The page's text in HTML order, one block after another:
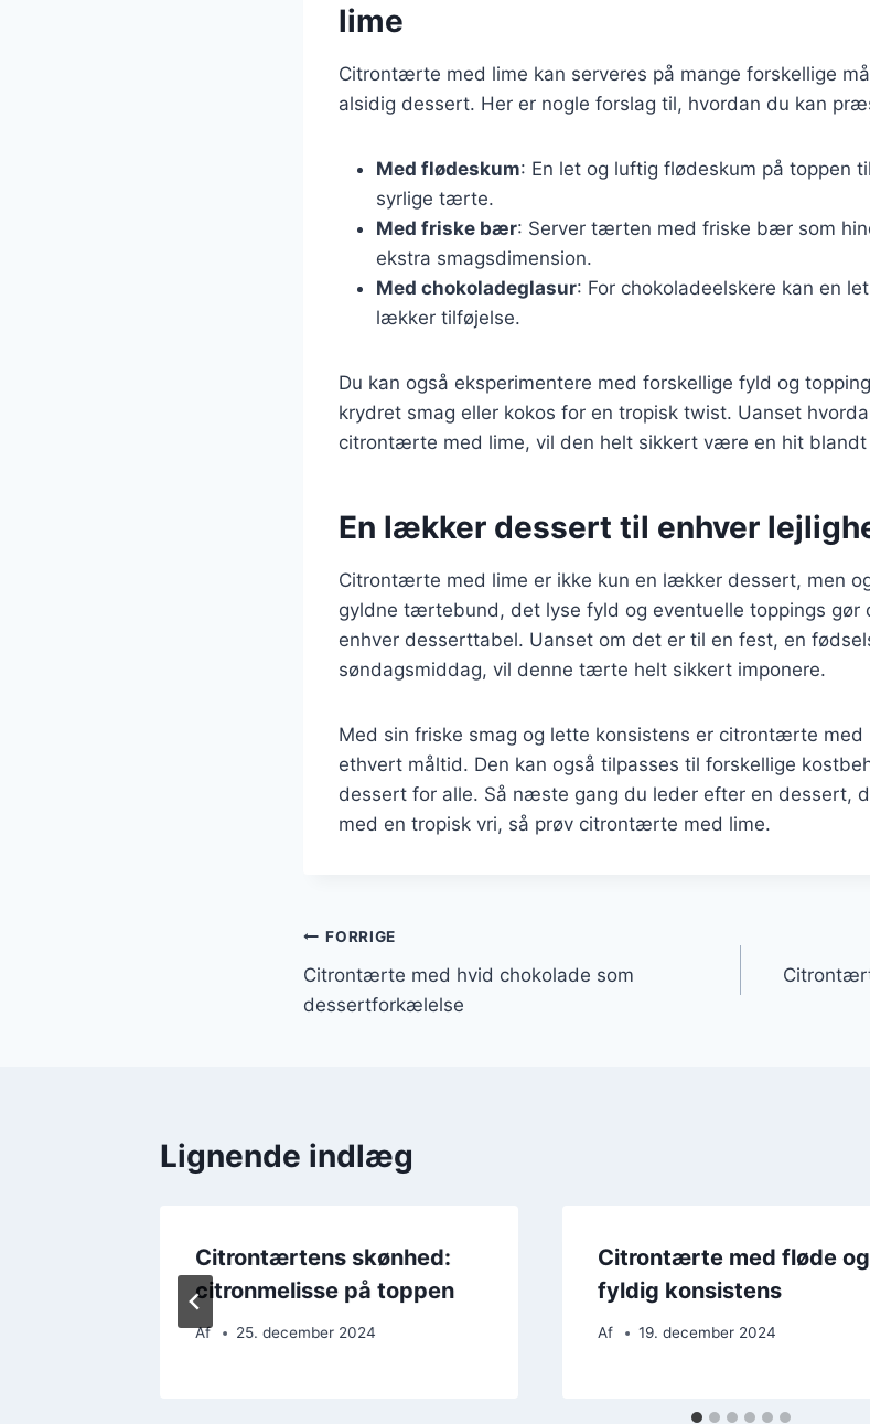
lime
Citrontærte med lime kan serveres på mange forskellige
alsidig dessert. Her er nogle forslag til, hvordan du kan
Med flødeskum: En let og luftig flødeskum på toppen
syrlige tærte.
Med friske bær: Server tærten med friske bær som
ekstra smagsdimension.
Med chokoladeglasur: For chokoladeelskere kan en
lækker tilføjelse.
Du kan også eksperimentere med forskellige fyld og
krydret smag eller kokos for en tropisk twist. Uanset
citrontærte med lime, vil den helt sikkert være en hit
En lækker dessert til enhver
Citrontærte med lime er ikke kun en lækker dessert, men
gyldne tærtebund, det lyse fyld og eventuelle toppings gør
enhver desserttabel. Uanset om det er til en fest, en
søndagsmiddag, vil denne tærte helt sikkert imponere.
Med sin friske smag og lette konsistens er citrontærte
ethvert måltid. Den kan også tilpasses til forskellige
dessert for alle. Så næste gang du leder efter en dessert,
med en tropisk vri, så prøv citrontærte med lime.
Indlægsnavigation
FORRIGE
Citrontærte med hvid chokolade som
dessertforkælelse
Lignende indlæg
Citrontærtens skønhed:
citronmelisse på toppen
Af 25. december 2024
Citrontærte med fløde og
fyldig konsistens
Af 19. december 2024